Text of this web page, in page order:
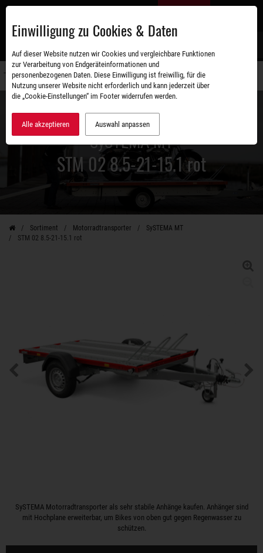
Zum
SySTEMA MT
STM 02 8.5-21-15.1 rot
Sortiment Motorradtransporter
SySTEMA MT
STM 02 8.5-21-15.1 rot
SySTEMA Motorradtransporter als sehr stabile Anhänge kaufen. Anhänger sind
mit Hochplane erweiterbar, um Bikes von oben gut gegen Regenwasser zu
schützen.
Einwilligung zu Cookies & Daten
Auf dieser Website nutzen wir Cookies und vergleichbare Funktionen
zur Verarbeitung von Endgeräteinformationen und
personenbezogenen Daten. Diese Einwilligung ist freiwillig, für die
Nutzung unserer Website nicht erforderlich und kann jederzeit über
die „Cookie-Einstellungen“ im Footer widerrufen werden.
Alle akzeptieren Auswahl anpassen